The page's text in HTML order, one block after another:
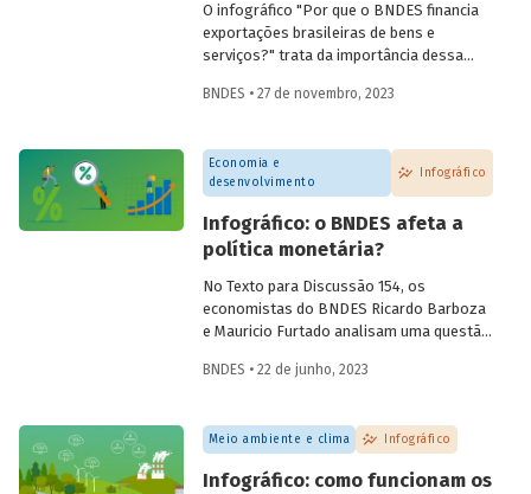
O infográfico "Por que o BNDES financia
exportações brasileiras de bens e
serviços?" trata da importância dessa
com sistemas públicos de apoio à
sobre a atuação do Banco.
BNDES • 27 de novembro, 2023
Economia e
desenvolvimento
Infográfico
Infográfico: o BNDES afeta a
política monetária?
No Texto para Discussão 154, os
economistas do BNDES Ricardo Barboza
e Mauricio Furtado analisam uma questão
impacto da atuação do BNDES sobre a
monetária.
BNDES • 22 de junho, 2023
Meio ambiente e clima Infográfico
Infográfico: como funcionam os